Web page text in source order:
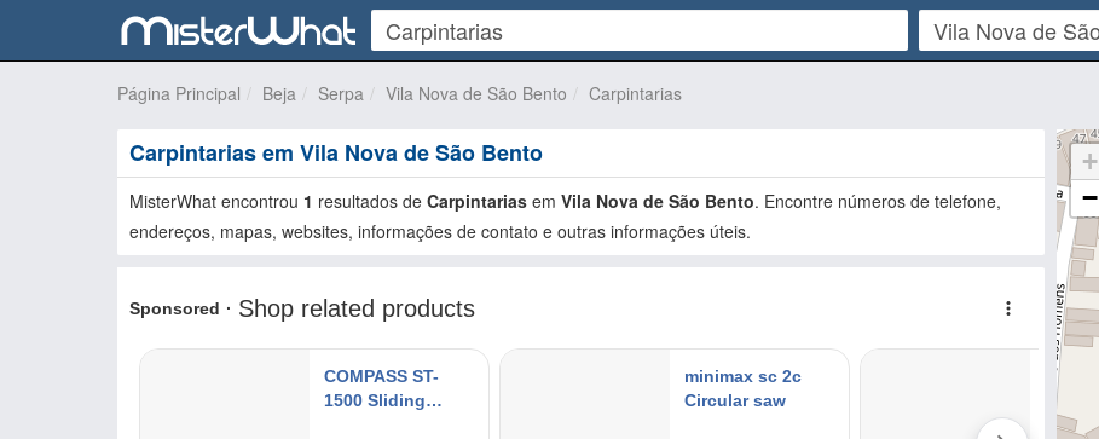
Página Principal Beja Serpa Vila Nova de São Bento Carpintarias
Carpintarias em Vila Nova de São Bento
MisterWhat encontrou 1 resultados de Carpintarias em Vila Nova de São Bento. Encontre números de telefone,
endereços, mapas, websites, informações de contato e outras informações úteis.
+
−